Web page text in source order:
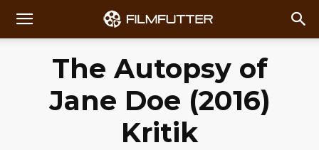
The Autopsy of
Jane Doe (2016)
Kritik